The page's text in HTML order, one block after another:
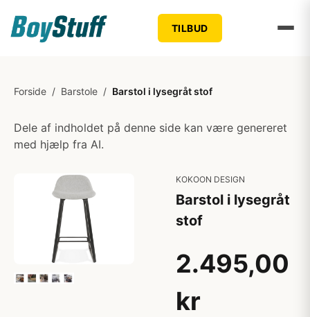
TILBUD
Forside / Barstole / Barstol i lysegråt stof
Dele af indholdet på denne side kan være genereret
med hjælp fra AI.
KOKOON DESIGN
Barstol i lysegråt
stof
2.495,00
kr